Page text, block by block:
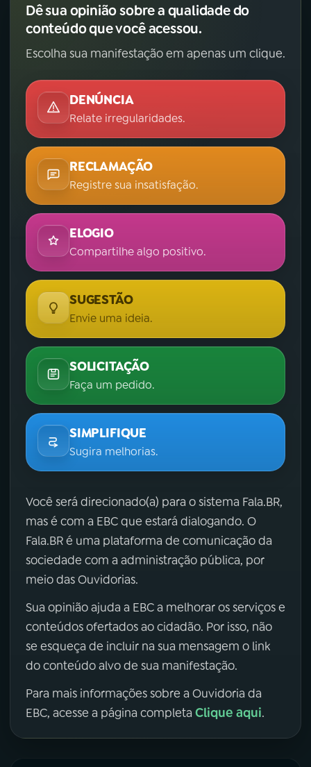
Dê sua opinião sobre a qualidade do
conteúdo que você acessou.
Escolha sua manifestação em apenas um clique.
DENÚNCIA
Relate irregularidades.
RECLAMAÇÃO
Registre sua insatisfação.
ELOGIO
Compartilhe algo positivo.
SUGESTÃO
Envie uma ideia.
SOLICITAÇÃO
Faça um pedido.
SIMPLIFIQUE
Sugira melhorias.
Você será direcionado(a) para o sistema Fala.BR,
mas é com a EBC que estará dialogando. O
Fala.BR é uma plataforma de comunicação da
sociedade com a administração pública, por
meio das Ouvidorias.
Sua opinião ajuda a EBC a melhorar os serviços e
conteúdos ofertados ao cidadão. Por isso, não
se esqueça de incluir na sua mensagem o link
do conteúdo alvo de sua manifestação.
Para mais informações sobre a Ouvidoria da
EBC, acesse a página completa Clique aqui.